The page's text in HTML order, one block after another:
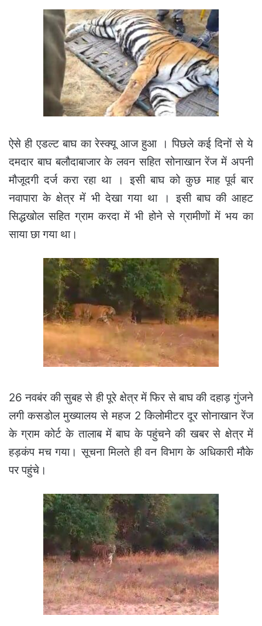
ऐसे ही एडल्ट बाघ का रेस्क्यू आज हुआ । पिछले कई दिनों से ये
दमदार बाघ बलौदाबाजार के लवन सहित सोनाखान रेंज में अपनी
मौजूदगी दर्ज करा रहा था । इसी बाघ को कुछ माह पूर्व बार
नवापारा के क्षेत्र में भी देखा गया था । इसी बाघ की आहट
सिद्धखोल सहित ग्राम करदा में भी होने से ग्रामीणों में भय का
साया छा गया था।
26 नवबंर की सुबह से ही पूरे क्षेत्र में फिर से बाघ की दहाड़ गुंजने
लगी कसडोल मुख्यालय से महज 2 किलोमीटर दूर सोनाखान रेंज
के ग्राम कोर्ट के तालाब में बाघ के पहुंचने की खबर से क्षेत्र में
हड़कंप मच गया। सूचना मिलते ही वन विभाग के अधिकारी मौके
पर पहुंचे।